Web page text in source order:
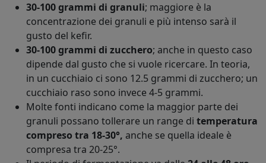
30-100 grammi di granuli; maggiore è la
concentrazione dei granuli e più intenso sarà il
gusto del kefir.
30-100 grammi di zucchero; anche in questo caso
dipende dal gusto che si vuole ricercare. In teoria,
in un cucchiaio ci sono 12.5 grammi di zucchero; un
cucchiaio raso sono invece 4-5 grammi.
Molte fonti indicano come la maggior parte dei
granuli possano tollerare un range di temperatura
compreso tra 18-30°, anche se quella ideale è
compresa tra 20-25°.